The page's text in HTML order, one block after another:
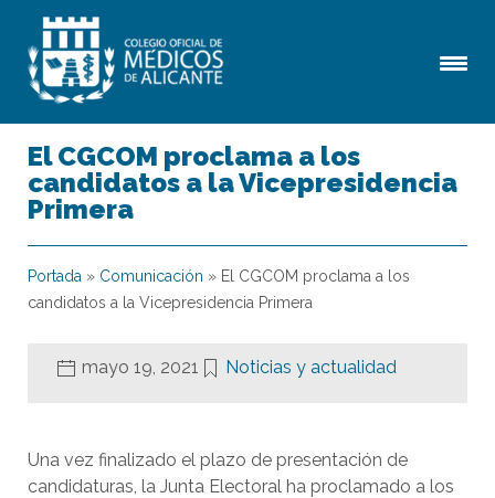
El CGCOM proclama a los
candidatos a la Vicepresidencia
Primera
Portada » Comunicación » El CGCOM proclama a los
candidatos a la Vicepresidencia Primera
mayo 19, 2021 Noticias y actualidad
Una vez finalizado el plazo de presentación de
candidaturas, la Junta Electoral ha proclamado a los